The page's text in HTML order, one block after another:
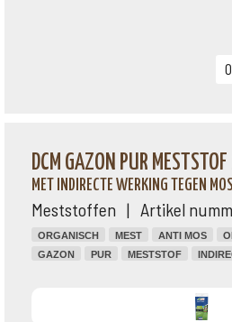
DCM GAZON PUR
MET INDIRECTE WERKING TEGEN MOS
Meststoffen | Artikel
ORGANISCH MEST ANTI MOS
GAZON
PUR MESTSTOF